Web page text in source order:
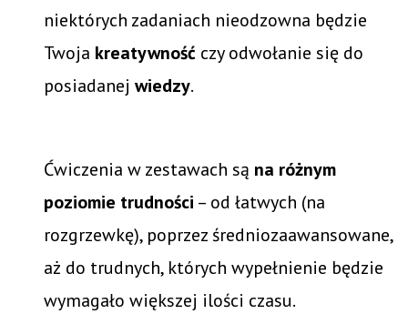
niektórych zadaniach nieodzowna będzie
Twoja kreatywność czy odwołanie się do
posiadanej wiedzy.
Ćwiczenia w zestawach są na różnym
poziomie trudności – od łatwych (na
rozgrzewkę), poprzez średniozaawansowane,
aż do trudnych, których wypełnienie będzie
wymagało większej ilości czasu.